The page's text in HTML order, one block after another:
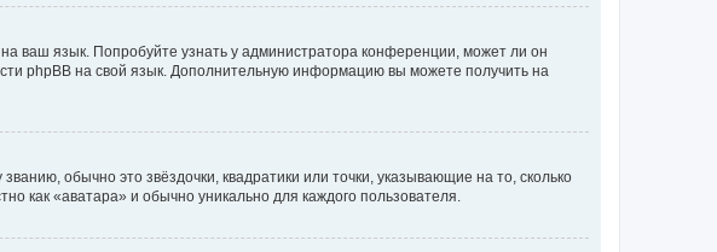
ваш язык. Попробуйте узнать у администратора конференции, может ли он
phpBB на свой язык. Дополнительную информацию вы можете получить на
обычно это звёздочки, квадратики или точки, указывающие на то, сколько
как «аватара» и обычно уникально для каждого пользователя.